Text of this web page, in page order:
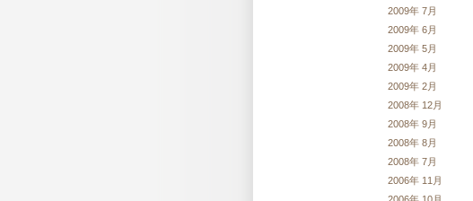
2009年 7月
2009年 6月
2009年 5月
2009年 4月
2009年 2月
2008年 12月
2008年 9月
2008年 8月
2008年 7月
2006年 11月